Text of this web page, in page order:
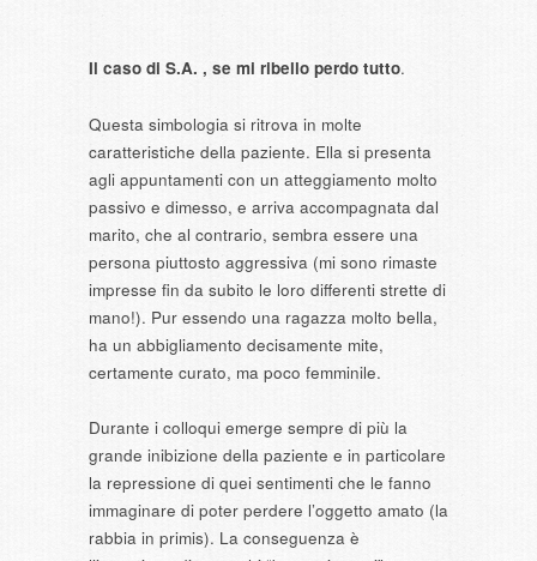
Il caso di S.A. , se mi ribello perdo tutto.
Questa simbologia si ritrova in molte
caratteristiche della paziente. Ella si presenta
agli appuntamenti con un atteggiamento molto
passivo e dimesso, e arriva accompagnata dal
marito, che al contrario, sembra essere una
persona piuttosto aggressiva (mi sono rimaste
impresse fin da subito le loro differenti strette di
mano!). Pur essendo una ragazza molto bella,
ha un abbigliamento decisamente mite,
certamente curato, ma poco femminile.
Durante i colloqui emerge sempre di più la
grande inibizione della paziente e in particolare
la repressione di quei sentimenti che le fanno
immaginare di poter perdere l’oggetto amato (la
rabbia in primis). La conseguenza è